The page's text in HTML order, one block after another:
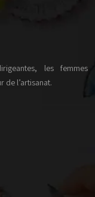
les femmes
de l’artisanat.